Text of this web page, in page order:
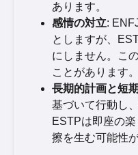
あります。
感情の対立:
としますが、
にしません。こ
ことがあります。
長期的計画と短
基づいて行動し
ESTPは即座の
擦を生む可能性